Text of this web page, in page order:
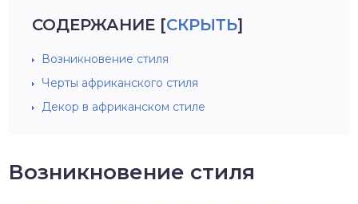
СОДЕРЖАНИЕ [СКРЫТЬ]
Возникновение стиля
Черты африканского стиля
Декор в африканском стиле
Возникновение стиля